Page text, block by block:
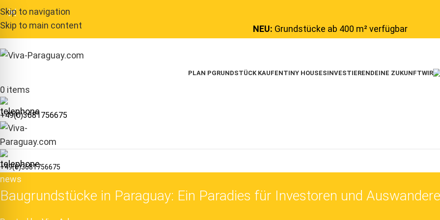
Skip to navigation
Skip to main content
NEU: Grundstücke ab 400 m² verfügbar
PLAN PGRUNDSTÜCK KAUFENTINY HOUSESINVESTIERENDEINE ZUKUNFTWIR
0 items
+49(0)3681756675
+49(0)3681756675
news
Baugrundstücke in Paraguay: Ein Paradies für Investoren und